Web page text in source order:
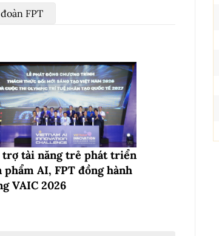
FPT
trợ tài năng trẻ phát triển
phẩm AI, FPT đồng hành
VAIC 2026